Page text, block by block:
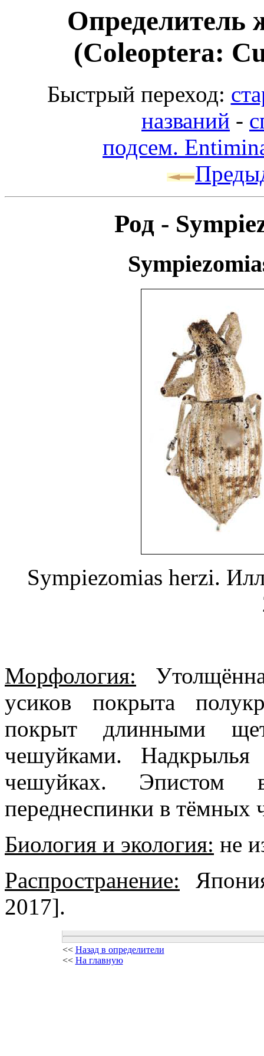
Определитель
(Coleoptera:
Быстрый переход:
названий -
подсем.
Род -
Sympiezomias herzi.
Морфология:
усиков покрыта
покрыт длинными
чешуйками. Надкрылья
чешуйках.
переднеспинки в
Биология и экология: не
Распространение:
2017].
<< Назад в определители
<< На главную